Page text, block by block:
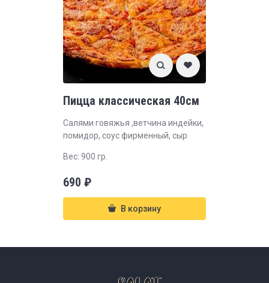
Пицца классическая 40см
Салями говяжья ,ветчина индейки,
помидор, соус фирменный, сыр
Вес: 900 гр.
690 ₽
В корзину